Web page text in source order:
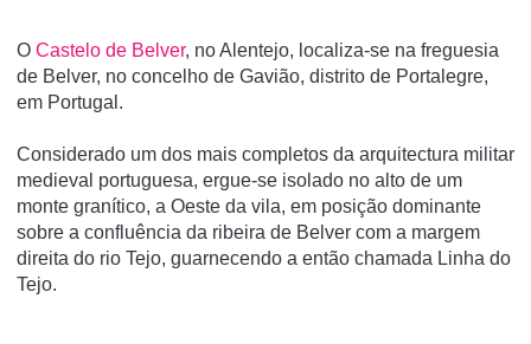
O Castelo de Belver, no Alentejo, localiza-se na freguesia
de Belver, no concelho de Gavião, distrito de Portalegre,
em Portugal.
Considerado um dos mais completos da arquitectura militar
medieval portuguesa, ergue-se isolado no alto de um
monte graní­tico, a Oeste da vila, em posição dominante
sobre a confluência da ribeira de Belver com a margem
direita do rio Tejo, guarnecendo a então chamada Linha do
Tejo.